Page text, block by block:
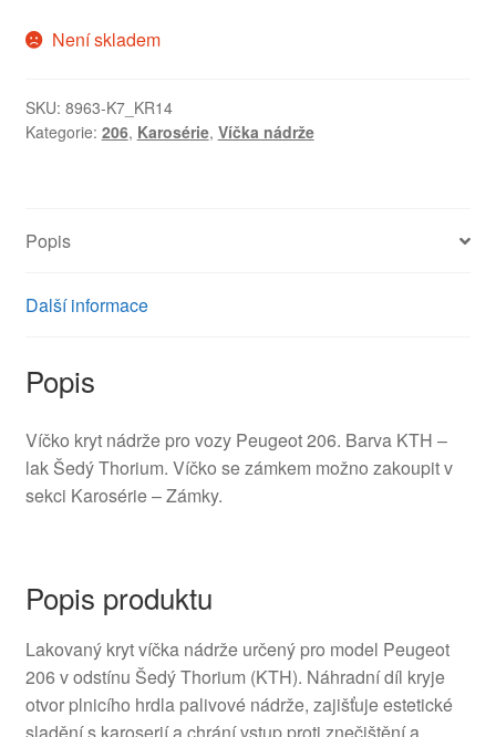
Není skladem
SKU: 8963-K7_KR14
Kategorie: 206, Karosérie, Víčka nádrže
Popis
Další informace
Popis
Víčko kryt nádrže pro vozy Peugeot 206. Barva KTH –
lak Šedý Thorium. Víčko se zámkem možno zakoupit v
sekci Karosérie – Zámky.
Popis produktu
Lakovaný kryt víčka nádrže určený pro model Peugeot
206 v odstínu Šedý Thorium (KTH). Náhradní díl kryje
otvor plnicího hrdla palivové nádrže, zajišťuje estetické